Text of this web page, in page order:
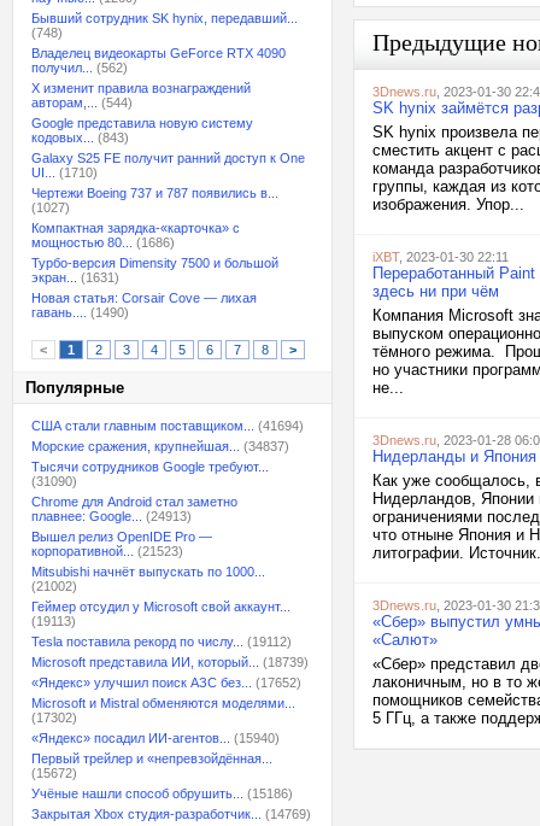
Бывший сотрудник SK hynix, передавший...
(748)
Владелец видеокарты GeForce RTX 4090
получил...
(562)
X изменит правила вознаграждений
авторам,...
(544)
Google представила новую систему
кодовых...
(843)
Galaxy S25 FE получит ранний доступ к One
UI...
(1710)
Чертежи Boeing 737 и 787 появились в...
(1027)
Компактная зарядка-«карточка» с
мощностью 80...
(1686)
Турбо-версия Dimensity 7500 и большой
экран...
(1631)
Новая статья: Corsair Cove — лихая
гавань....
(1490)
< 1 2 3 4 5 6 7 8 >
Популярные
США стали главным поставщиком...
(41694)
Морские сражения, крупнейшая...
(34837)
Тысячи сотрудников Google требуют...
(31090)
Chrome для Android стал заметно
плавнее: Google...
(24913)
Вышел релиз OpenIDE Pro —
корпоративной...
(21523)
Mitsubishi начнёт выпускать по 1000...
(21002)
Геймер отсудил у Microsoft свой аккаунт...
(19113)
Tesla поставила рекорд по числу...
(19112)
Microsoft представила ИИ, который...
(18739)
«Яндекс» улучшил поиск АЗС без...
(17652)
Microsoft и Mistral обменяются моделями...
(17302)
«Яндекс» посадил ИИ-агентов...
(15940)
Первый трейлер и «непревзойдённая...
(15672)
Учёные нашли способ обрушить...
(15186)
Закрытая Xbox студия-разработчик...
(14769)
Предыдущие
3Dnews.ru , 2023-01-30
SK hynix займётся
SK hynix произвела
сместить акцент с
команда
группы, каждая из
изображения. Упор...
iXBT, 2023-01-30 22:11
Переработанный
здесь ни при чём
Компания Microsoft
выпуском
тёмного режима.
но участники
не...
3Dnews.ru , 2023-01-28
Нидерланды и Япония
Как уже сообщалось,
Нидерландов, Японии
ограничениями
что отныне Япония и
литографии.
3Dnews.ru , 2023-01-30
«Сбер» выпустил
«Салют»
«Сбер» представил
лаконичным, но в то
помощников
5 ГГц, а также